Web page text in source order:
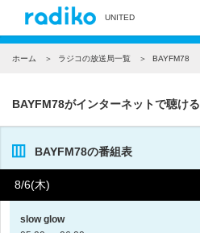
UNITED
ホーム ラジコの放送局一覧 BAYFM78
BAYFM78がインターネットで聴ける
BAYFM78の番組表
8/6(木)
slow glow